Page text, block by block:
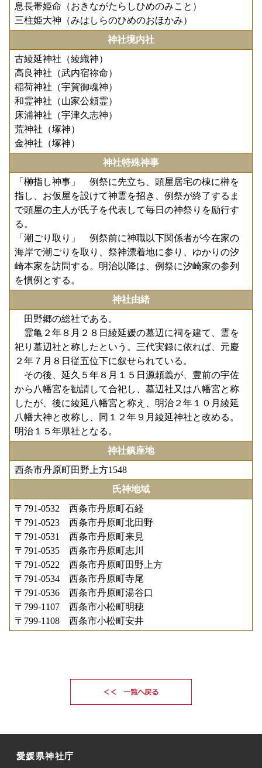
息長帯姫命（おきながたらしひめのみこと）
三柱姫大神（みはしらのひめのおほかみ）
神社境内社
古綾延神社（綾織神）
高良神社（武内宿祢命）
稲荷神社（宇賀御魂神）
和霊神社（山家公頼霊）
床浦神社（宇津久志神）
荒神社（塚神）
金神社（塚神）
神社特殊神事
「榊指し神事」 例祭に先立ち、頭屋居宅の棟に榊を
指し、お仮屋を設けて神霊を招き、例祭が終了するま
で頭屋の主人が氏子を代表して毎日の神祭りを励行す
る。
「潮ごり取り」 例祭前に神職以下関係者が今在家の
海岸で潮ごりを取り、祭神漂着地に参り、ゆかりの汐
崎本家を訪問する。明治以降は、例祭に汐崎家の参列
を慣例とする。
神社由緒
田野郷の総社である。
霊亀２年８月２８日綾延媛の墓辺に祠を建て、霊を
祀り墓辺社と称したという。三代実録に依れば、元慶
２年７月８日従五位下に叙せられている。
その後、延久５年８月１５日源頼義が、豊前の宇佐
から八幡宮を勧請して合祀し、墓辺社又は八幡宮と称
したが、後に綾延八幡宮と称え、明治２年１０月綾延
八幡大神と改称し、同１２年９月綾延神社と改める。
明治１５年県社となる。
神社鎮座地
西条市丹原町田野上方1548
氏神地域
〒791-0532 西条市丹原町石経
〒791-0523 西条市丹原町北田野
〒791-0531 西条市丹原町来見
〒791-0535 西条市丹原町志川
〒791-0522 西条市丹原町田野上方
〒791-0534 西条市丹原町寺尾
〒791-0536 西条市丹原町湯谷口
〒799-1107 西条市小松町明穂
〒799-1108 西条市小松町安井
愛媛県神社庁